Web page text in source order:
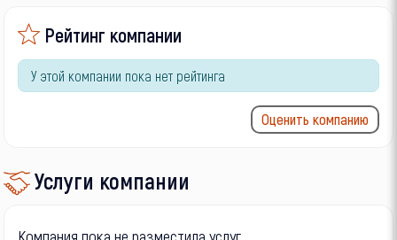
Рейтинг компании
У этой компании пока нет рейтинга
Оценить компанию
Услуги компании
Компания пока не разместила услуг